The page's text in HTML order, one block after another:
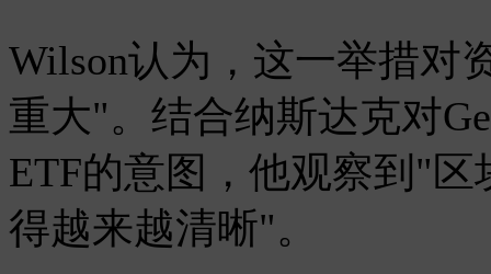
Wilson认为，这一举措对
重大"。结合纳斯达克对
ETF的意图，他观察到"
得越来越清晰"。